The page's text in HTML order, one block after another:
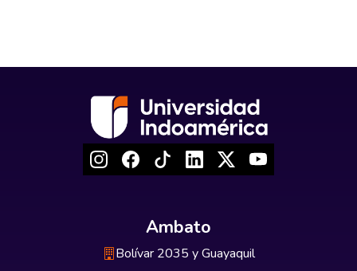
Ambato
Bolívar 2035 y Guayaquil